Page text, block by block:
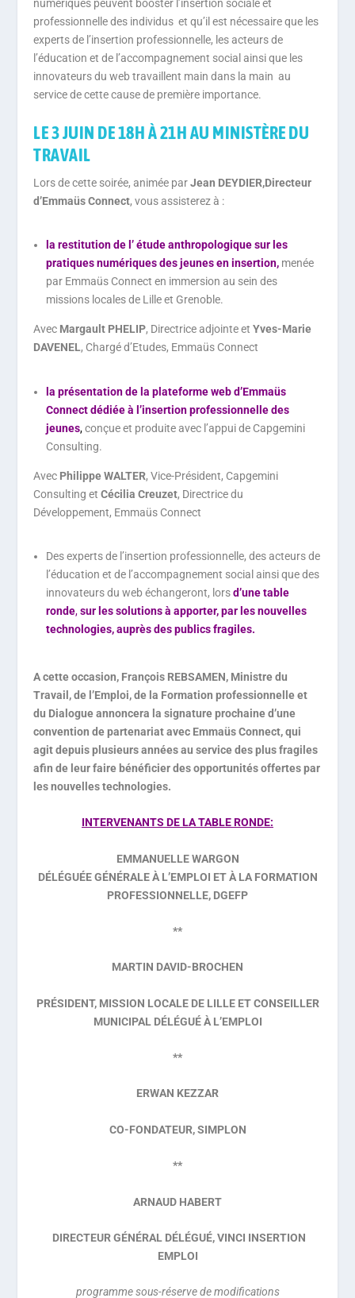
numériques peuvent booster l’insertion sociale et
professionnelle des individus et qu’il est nécessaire que les
experts de l’insertion professionnelle, les acteurs de
l’éducation et de l’accompagnement social ainsi que les
innovateurs du web travaillent main dans la main au
service de cette cause de première importance.
LE 3 JUIN DE 18H À 21H AU MINISTÈRE DU
TRAVAIL
Lors de cette soirée, animée parJean DEYDIER,Directeur
d’Emmaüs Connect, vous assisterez à :
la restitution de l’ étude anthropologique sur les
pratiques numériques des jeunes en insertion, menée
par Emmaüs Connect en immersion au sein des
missions locales de Lille et Grenoble.
Avec Margault PHELIP, Directrice adjointe etYves-Marie
DAVENEL, Chargé d’Etudes, Emmaüs Connect
la présentation de la plateforme web d’Emmaüs
Connect dédiée à l’insertion professionnelle des
jeunes,conçue et produite avec l’appui de Capgemini
Consulting.
Avec Philippe WALTER, Vice-Président, Capgemini
Consulting et Cécilia Creuzet, Directrice du
Développement, Emmaüs Connect
Des experts de l’insertion professionnelle, des acteurs de
l’éducation et de l’accompagnement social ainsi que des
innovateurs du web échangeront, lorsd’une table
ronde,sur les solutions à apporter, par les nouvelles
technologies, auprès des publics fragiles.
A cette occasion, François REBSAMEN, Ministre du
Travail, de l’Emploi, de la Formation professionnelle et
du Dialogue annoncera la signature prochaine d’une
convention de partenariat avec Emmaüs Connect, qui
agit depuis plusieurs années au service des plus fragiles
afin de leur faire bénéficier des opportunités offertes par
les nouvelles technologies.
INTERVENANTS DE LA TABLE RONDE:
EMMANUELLE WARGON
DÉLÉGUÉE GÉNÉRALE À L’EMPLOI ET À LA FORMATION
PROFESSIONNELLE, DGEFP
**
MARTIN DAVID-BROCHEN
PRÉSIDENT, MISSION LOCALE DE LILLE ET CONSEILLER
MUNICIPAL DÉLÉGUÉ À L’EMPLOI
**
ERWAN KEZZAR
CO-FONDATEUR, SIMPLON
**
ARNAUD HABERT
DIRECTEUR GÉNÉRAL DÉLÉGUÉ, VINCI INSERTION
EMPLOI
programme sous-réserve de modifications